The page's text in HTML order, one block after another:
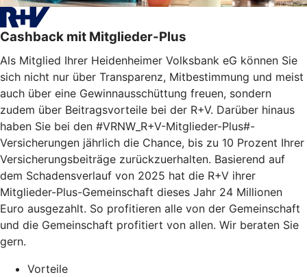
Cashback mit Mitglieder-Plus
Als Mitglied Ihrer Heidenheimer Volksbank eG können Sie
sich nicht nur über Transparenz, Mitbestimmung und meist
auch über eine Gewinnausschüttung freuen, sondern
zudem über Beitragsvorteile bei der R+V. Darüber hinaus
haben Sie bei den #VRNW_R+V-Mitglieder-Plus#-
Versicherungen jährlich die Chance, bis zu 10 Prozent Ihrer
Versicherungsbeiträge zurückzuerhalten. Basierend auf
dem Schadensverlauf von 2025 hat die R+V ihrer
Mitglieder-Plus-Gemeinschaft dieses Jahr 24 Millionen
Euro ausgezahlt. So profitieren alle von der Gemeinschaft
und die Gemeinschaft profitiert von allen. Wir beraten Sie
gern.
Vorteile